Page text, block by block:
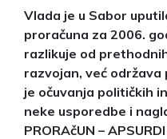
Vlada je u Sabor
proračuna za 2006.
razlikuje od
razvojan, već
je očuvanja političkih
neke usporedbe i
PRORAčUN –